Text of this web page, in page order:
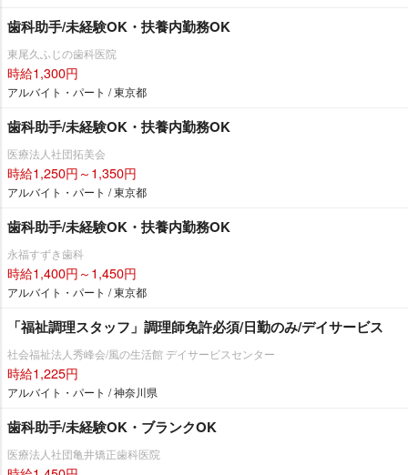
歯科助手/未経験OK・扶養内勤務OK
東尾久ふじの歯科医院
時給1,300円
アルバイト・パート / 東京都
歯科助手/未経験OK・扶養内勤務OK
医療法人社団拓美会
時給1,250円～1,350円
アルバイト・パート / 東京都
歯科助手/未経験OK・扶養内勤務OK
永福すずき歯科
時給1,400円～1,450円
アルバイト・パート / 東京都
「福祉調理スタッフ」調理師免許必須/日勤のみ/デイサービス
社会福祉法人秀峰会/風の生活館 デイサービスセンター
時給1,225円
アルバイト・パート / 神奈川県
歯科助手/未経験OK・ブランクOK
医療法人社団亀井矯正歯科医院